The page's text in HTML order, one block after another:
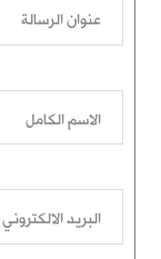
عنوان الرسالة
الاسم الكامل
البريد الالكتروني